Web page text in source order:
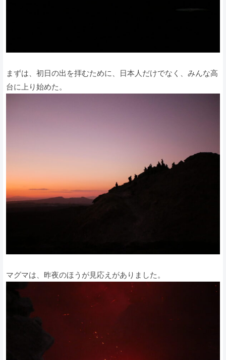
まずは、初日の出を拝むために、日本人だけでなく、みんな高
台に上り始めた。
マグマは、昨夜のほうが見応えがありました。